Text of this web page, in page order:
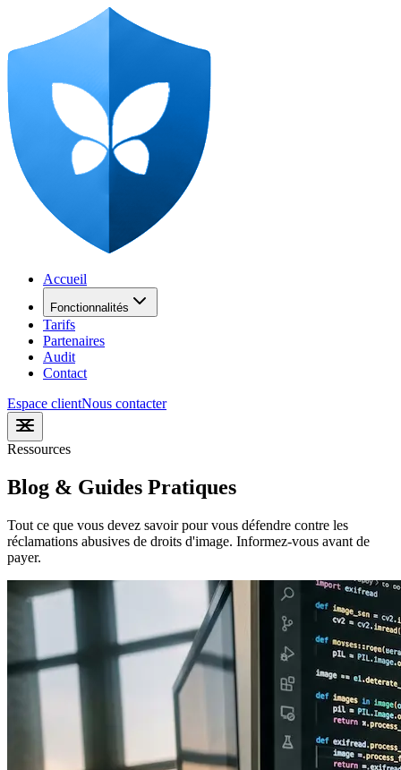
Accueil
Fonctionnalités
Tarifs
Partenaires
Audit
Contact
Espace clientNous contacter
Ressources
Blog & Guides Pratiques
Tout ce que vous devez savoir pour vous défendre contre les
réclamations abusives de droits d'image. Informez-vous avant de
payer.